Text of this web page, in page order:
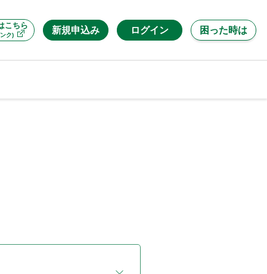
こちら
ク) 新規申込み ログイン 困った時は